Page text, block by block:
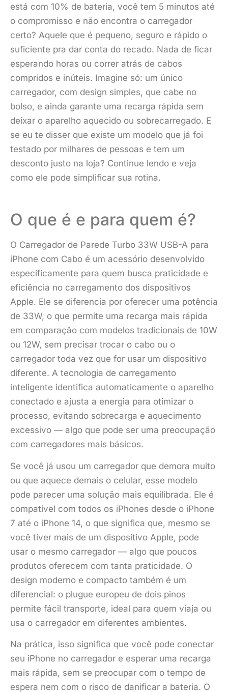
está com 10% de bateria, você tem 5 minutos até
o compromisso e não encontra o carregador
certo? Aquele que é pequeno, seguro e rápido o
suficiente pra dar conta do recado. Nada de ficar
esperando horas ou correr atrás de cabos
compridos e inúteis. Imagine só: um único
carregador, com design simples, que cabe no
bolso, e ainda garante uma recarga rápida sem
deixar o aparelho aquecido ou sobrecarregado. E
se eu te disser que existe um modelo que já foi
testado por milhares de pessoas e tem um
desconto justo na loja? Continue lendo e veja
como ele pode simplificar sua rotina.
O que é e para quem é?
O Carregador de Parede Turbo 33W USB-A para
iPhone com Cabo é um acessório desenvolvido
especificamente para quem busca praticidade e
eficiência no carregamento dos dispositivos
Apple. Ele se diferencia por oferecer uma potência
de 33W, o que permite uma recarga mais rápida
em comparação com modelos tradicionais de 10W
ou 12W, sem precisar trocar o cabo ou o
carregador toda vez que for usar um dispositivo
diferente. A tecnologia de carregamento
inteligente identifica automaticamente o aparelho
conectado e ajusta a energia para otimizar o
processo, evitando sobrecarga e aquecimento
excessivo — algo que pode ser uma preocupação
com carregadores mais básicos.
Se você já usou um carregador que demora muito
ou que aquece demais o celular, esse modelo
pode parecer uma solução mais equilibrada. Ele é
compatível com todos os iPhones desde o iPhone
7 até o iPhone 14, o que significa que, mesmo se
você tiver mais de um dispositivo Apple, pode
usar o mesmo carregador — algo que poucos
produtos oferecem com tanta praticidade. O
design moderno e compacto também é um
diferencial: o plugue europeu de dois pinos
permite fácil transporte, ideal para quem viaja ou
usa o carregador em diferentes ambientes.
Na prática, isso significa que você pode conectar
seu iPhone no carregador e esperar uma recarga
mais rápida, sem se preocupar com o tempo de
espera nem com o risco de danificar a bateria. O